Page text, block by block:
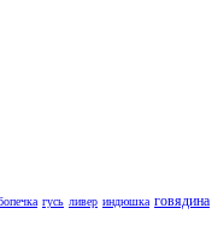
гусь ливер индюшка говядина